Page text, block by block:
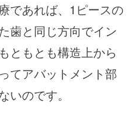
であれば、1ピースの
歯と同じ方向でイン
ともとも構造上から
てアバットメント部
いのです。